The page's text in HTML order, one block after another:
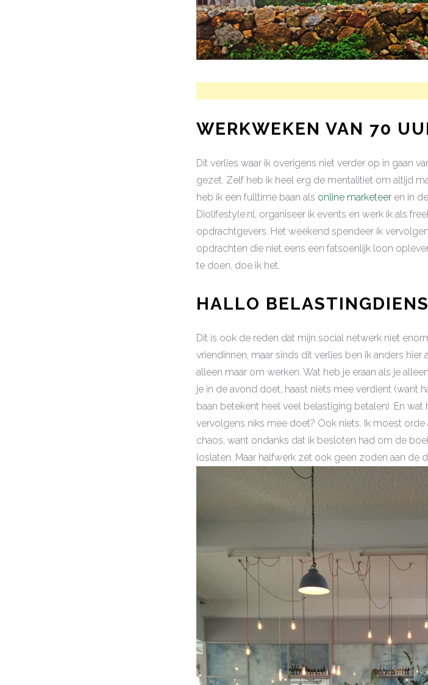
WERKWEKEN VAN 70
Dit verlies waar ik overigens niet verder op in gaan
gezet. Zelf heb ik heel erg de mentalitiet om altijd
heb ik een fulltime baan als online marketeer en in
Diolifestyle.nl, organiseer ik events en werk ik als
opdrachtgevers. Het weekend spendeer ik
opdrachten die niet eens een fatsoenlijk loon
te doen, doe ik het.
HALLO
Dit is ook de reden dat mijn social netwerk niet
vriendinnen, maar sinds dit verlies ben ik anders hier
alleen maar om werken. Wat heb je eraan als je
je in de avond doet, haast niets mee verdient (want
baan betekent heel veel belastiging betalen). En wat
vervolgens niks mee doet? Ook niets. Ik moest
chaos, want ondanks dat ik besloten had om de
loslaten. Maar halfwerk zet ook geen zoden aan de